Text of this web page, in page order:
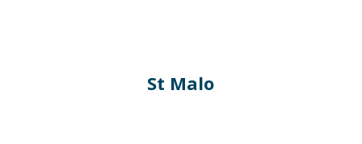
St Malo